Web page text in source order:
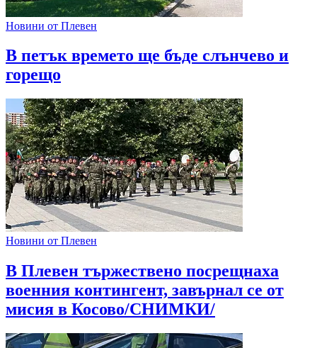
Новини от Плевен
В петък времето ще бъде слънчево и
горещо
Новини от Плевен
В Плевен тържествено посрещнаха
военния контингент, завърнал се от
мисия в Косово/СНИМКИ/